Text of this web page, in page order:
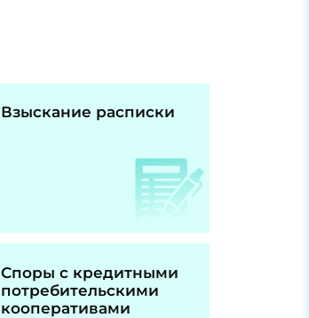
Взыскание расписки
Споры с кредитными
потребительскими
кооперативами